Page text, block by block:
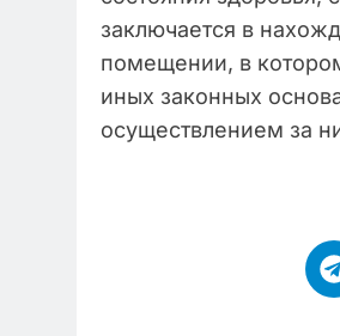
заключается в
помещении, в
иных законных
осуществлением за